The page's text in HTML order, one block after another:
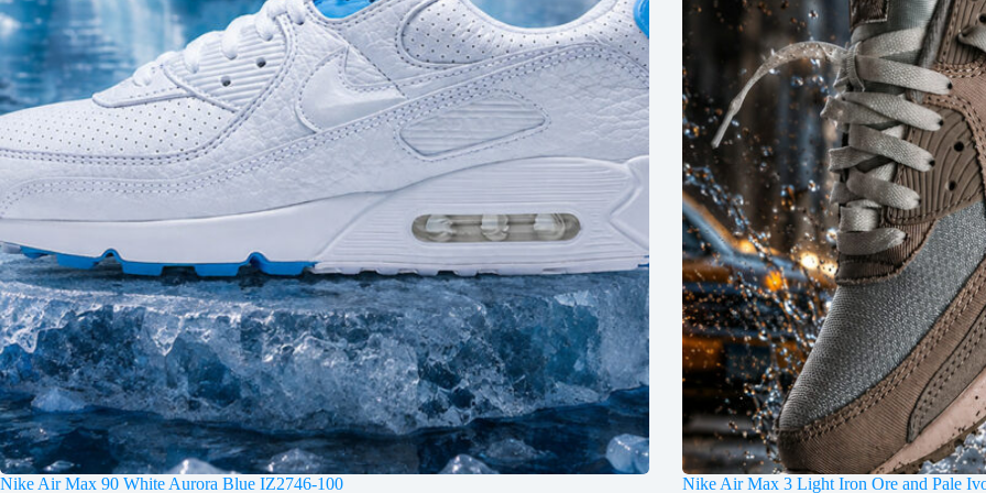
Nike Air Max 90 White Aurora Blue IZ2746-100 Nike Air Max 3 Light Iron Ore and Pale